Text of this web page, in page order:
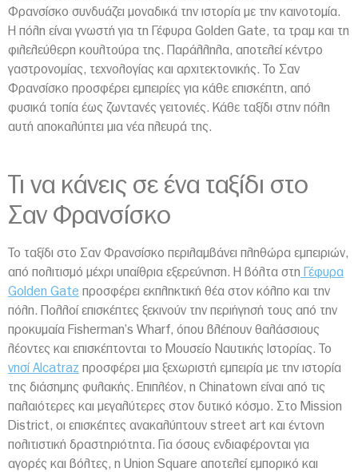
Φρανσίσκο συνδυάζει μοναδικά την ιστορία με την καινοτομία.
Η πόλη είναι γνωστή για τη Γέφυρα Golden Gate, τα τραμ και τη
φιλελεύθερη κουλτούρα της. Παράλληλα, αποτελεί κέντρο
γαστρονομίας, τεχνολογίας και αρχιτεκτονικής. Το Σαν
Φρανσίσκο προσφέρει εμπειρίες για κάθε επισκέπτη, από
φυσικά τοπία έως ζωντανές γειτονιές. Κάθε ταξίδι στην πόλη
αυτή αποκαλύπτει μια νέα πλευρά της.
Τι να κάνεις σε ένα ταξίδι στο
Σαν Φρανσίσκο
Το ταξίδι στο Σαν Φρανσίσκο περιλαμβάνει πληθώρα εμπειριών,
από πολιτισμό μέχρι υπαίθρια εξερεύνηση. Η βόλτα στη Γέφυρα
Golden Gate προσφέρει εκπληκτική θέα στον κόλπο και την
πόλη. Πολλοί επισκέπτες ξεκινούν την περιήγησή τους από την
προκυμαία Fisherman’s Wharf, όπου βλέπουν θαλάσσιους
λέοντες και επισκέπτονται το Μουσείο Ναυτικής Ιστορίας. Το
νησί Alcatraz προσφέρει μια ξεχωριστή εμπειρία με την ιστορία
της διάσημης φυλακής. Επιπλέον, η Chinatown είναι από τις
παλαιότερες και μεγαλύτερες στον δυτικό κόσμο. Στο Mission
District, οι επισκέπτες ανακαλύπτουν street art και έντονη
πολιτιστική δραστηριότητα. Για όσους ενδιαφέρονται για
αγορές και βόλτες, η Union Square αποτελεί εμπορικό και